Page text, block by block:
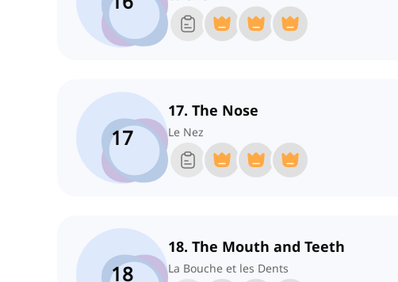
17
17. The Nose
Le Nez
18
18. The Mouth and Teeth
La Bouche et les Dents